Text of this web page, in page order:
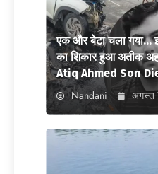
एक और बेटा चला गया…
का शिकार हुआ अतीक
Atiq Ahmed Son
Nandani अगस्त